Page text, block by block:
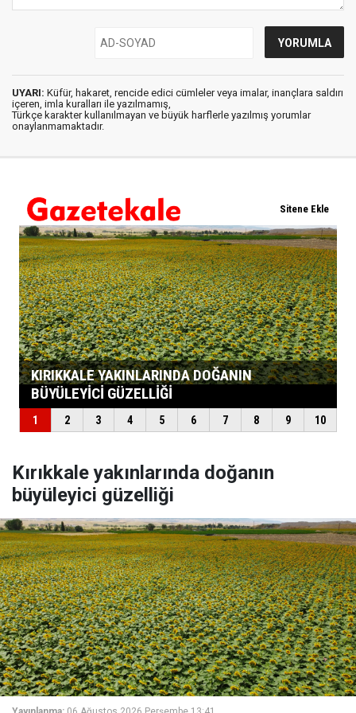
UYARI: Küfür, hakaret, rencide edici cümleler veya imalar, inançlara saldırı
içeren, imla kuralları ile yazılmamış,
Türkçe karakter kullanılmayan ve büyük harflerle yazılmış yorumlar
onaylanmamaktadır.
Kırıkkale yakınlarında doğanın
büyüleyici güzelliği